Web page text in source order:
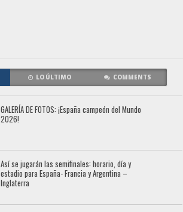
LO ÚLTIMO COMMENTS
GALERÍA DE FOTOS: ¡España campeón del Mundo
2026!
Así se jugarán las semifinales: horario, día y
estadio para España- Francia y Argentina –
Inglaterra